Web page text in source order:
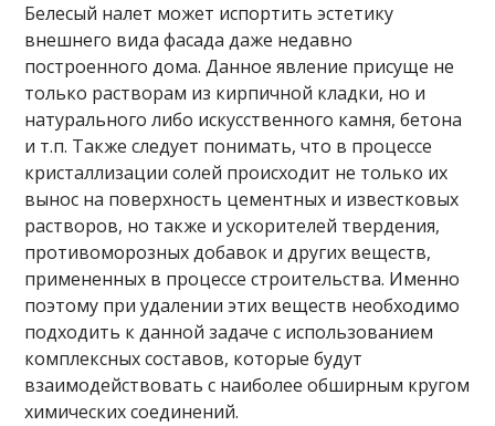
Белесый налет может испортить эстетику
внешнего вида фасада даже недавно
построенного дома. Данное явление присуще не
только растворам из кирпичной кладки, но и
натурального либо искусственного камня, бетона
и т.п. Также следует понимать, что в процессе
кристаллизации солей происходит не только их
вынос на поверхность цементных и известковых
растворов, но также и ускорителей твердения,
противоморозных добавок и других веществ,
примененных в процессе строительства. Именно
поэтому при удалении этих веществ необходимо
подходить к данной задаче с использованием
комплексных составов, которые будут
взаимодействовать с наиболее обширным кругом
химических соединений.